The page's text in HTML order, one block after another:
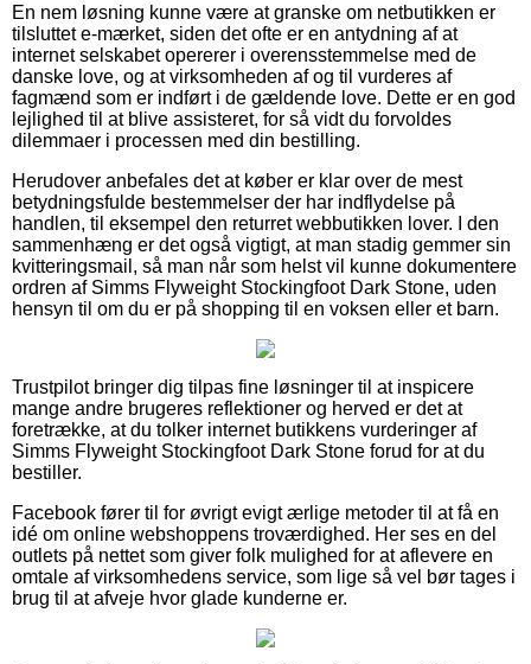
En nem løsning kunne være at granske om netbutikken er
tilsluttet e-mærket, siden det ofte er en antydning af at
internet selskabet opererer i overensstemmelse med de
danske love, og at virksomheden af og til vurderes af
fagmænd som er indført i de gældende love. Dette er en god
lejlighed til at blive assisteret, for så vidt du forvoldes
dilemmaer i processen med din bestilling.
Herudover anbefales det at køber er klar over de mest
betydningsfulde bestemmelser der har indflydelse på
handlen, til eksempel den returret webbutikken lover. I den
sammenhæng er det også vigtigt, at man stadig gemmer sin
kvitteringsmail, så man når som helst vil kunne dokumentere
ordren af Simms Flyweight Stockingfoot Dark Stone, uden
hensyn til om du er på shopping til en voksen eller et barn.
Trustpilot bringer dig tilpas fine løsninger til at inspicere
mange andre brugeres reflektioner og herved er det at
foretrække, at du tolker internet butikkens vurderinger af
Simms Flyweight Stockingfoot Dark Stone forud for at du
bestiller.
Facebook fører til for øvrigt evigt ærlige metoder til at få en
idé om online webshoppens troværdighed. Her ses en del
outlets på nettet som giver folk mulighed for at aflevere en
omtale af virksomhedens service, som lige så vel bør tages i
brug til at afveje hvor glade kunderne er.